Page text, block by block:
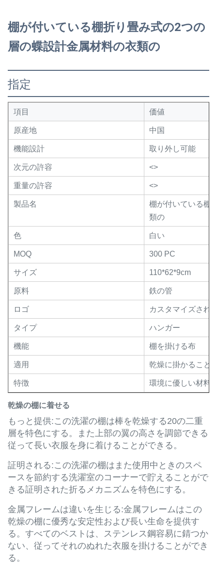
棚が付いている棚折り畳み式の2つの
層の蝶設計金属材料の衣類の
指定
項目 価値
原産地 中国
機能設計 取り外し可能
次元の許容 <>
重量の許容 <>
製品名
棚が付いている棚
類の
色 白い
MOQ 300 PC
サイズ 110*62*9cm
原料 鉄の管
ロゴ カスタマイズされ
タイプ ハンガー
機能 棚を掛ける布
適用 乾燥に掛かること
特徴 環境に優しい材料
乾燥の棚に着せる
もっと提供:この洗濯の棚は棒を乾燥する20の二重
層を特色にする。また上部の翼の高さを調節できる
従って長い衣服を身に着けることができる。
証明される:この洗濯の棚はまた使用中ときのスペ
ースを節約する洗濯室のコーナーで貯えることがで
きる証明された折るメカニズムを特色にする。
金属フレームは違いを生じる:金属フレームはこの
乾燥の棚に優秀な安定性および長い生命を提供す
る。すべてのベストは、ステンレス鋼容易に錆つか
ない、従ってそれのぬれた衣服を掛けることができ
る。